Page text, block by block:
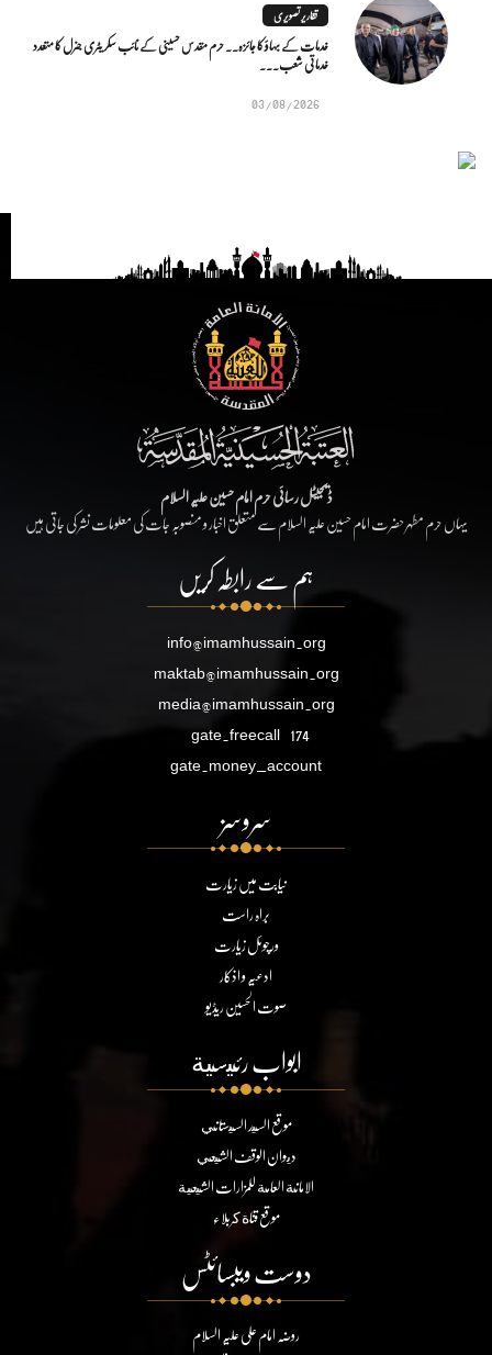
تقاریر تصویری
خدمات کے بہاؤ کا جائزہ.. حرم مقدس حسینی کے نائب سکریٹری جنرل کا متعدد
خدماتی شعب...
03/08/2026
ڈیجیٹل رسائی حرم امام حسین علیہ السلام
یہاں حرم مطہر حضرت امام حسین علیہ السلام سے متعلق اخبار و منصوبہ جات کی معلومات نشر کی جاتی ہیں
ہم سے رابطہ کریں
info@imamhussain.org
maktab@imamhussain.org
media@imamhussain.org
gate.freecall 174
gate.money_account
سروسز
نیابت میں زیارت
براہ راست
ورچوئل زیارت
ادعیہ و اذکار
صوت الحسین ریڈیو
ابواب رئيسية
موقع السيد السيستاني
ديوان الوقف الشيعي
الامانة العامة للمزارات الشيعية
موقع قناة كربلاء
دوست ویبسائٹس
روضہ امام علی علیہ السلام